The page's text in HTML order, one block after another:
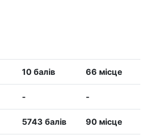
10 балів 66 місце
- -
5743 балів 90 місце